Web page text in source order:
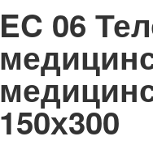
EC 06
150х300